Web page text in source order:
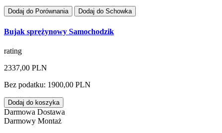
Dodaj do Porównania Dodaj do Schowka
Bujak sprężynowy Samochodzik
rating
2337,00 PLN
Bez podatku: 1900,00 PLN
Dodaj do koszyka
Darmowa Dostawa
Darmowy Montaż